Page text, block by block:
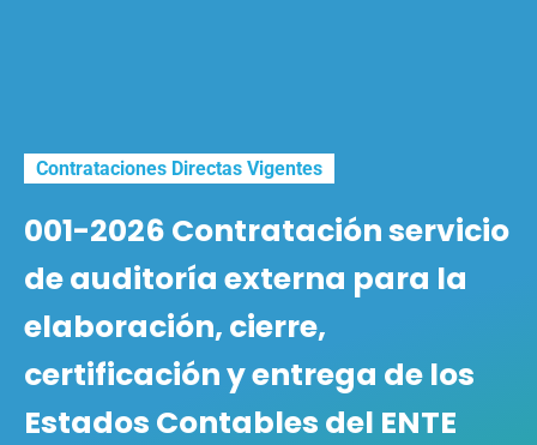
Contrataciones Directas Vigentes
001-2026 Contratación servicio
de auditoría externa para la
elaboración, cierre,
certificación y entrega de los
Estados Contables del ENTE